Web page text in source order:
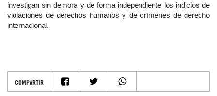
investigan sin demora y de forma independiente los indicios de
violaciones de derechos humanos y de crímenes de derecho
internacional.
COMPARTIR